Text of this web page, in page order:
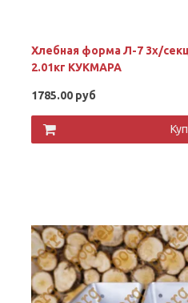
Хлебная форма Л-7 3x/
2.01кг КУКМАРА
1785.00 руб